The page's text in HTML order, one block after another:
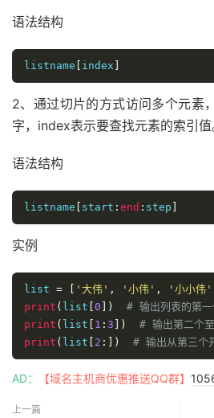
语法结构
listname index
2、通过切片的方式访问多个元素
字，index表示要查找元素的索引值
语法结构
listname start : end : step
实例
list = '大伟' , '小伟' , '小小伟'
print ( list 0 ])
# 输出列表的第
print ( list 1 : 3 ])
# 输出第二个
print ( list 2 :]) # 输出从第三个
AD： 【域名主机商优惠推送QQ群】
上一篇